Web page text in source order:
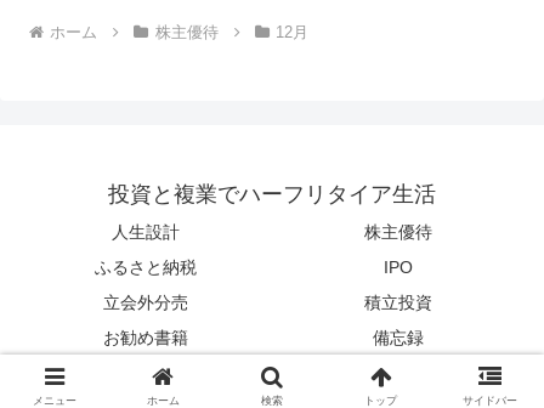
ホーム 株主優待 12月
投資と複業でハーフリタイア生活
人生設計
株主優待
ふるさと納税
IPO
立会外分売
積立投資
お勧め書籍
備忘録
© 2014 投資と複業でハーフリタイア生活.
メニュー ホーム 検索 トップ サイドバー